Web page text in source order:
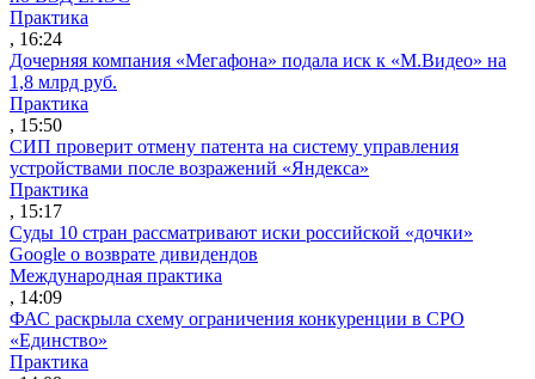
Практика
, 16:24
Дочерняя компания «Мегафона» подала иск к «М.Видео» на
1,8 млрд руб.
Практика
, 15:50
СИП проверит отмену патента на систему управления
устройствами после возражений «Яндекса»
Практика
, 15:17
Суды 10 стран рассматривают иски российской «дочки»
Google о возврате дивидендов
Международная практика
, 14:09
ФАС раскрыла схему ограничения конкуренции в СРО
«Единство»
Практика